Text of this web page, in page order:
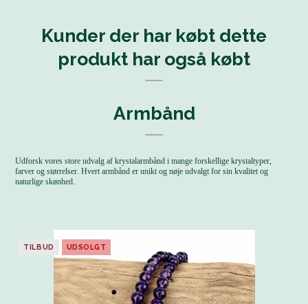
Kunder der har købt dette
produkt har også købt
Armbånd
Udforsk vores store udvalg af krystalarmbånd i mange forskellige krystaltyper,
farver og størrelser. Hvert armbånd er unikt og nøje udvalgt for sin kvalitet og
naturlige skønhed.
TILBUD UDSOLGT